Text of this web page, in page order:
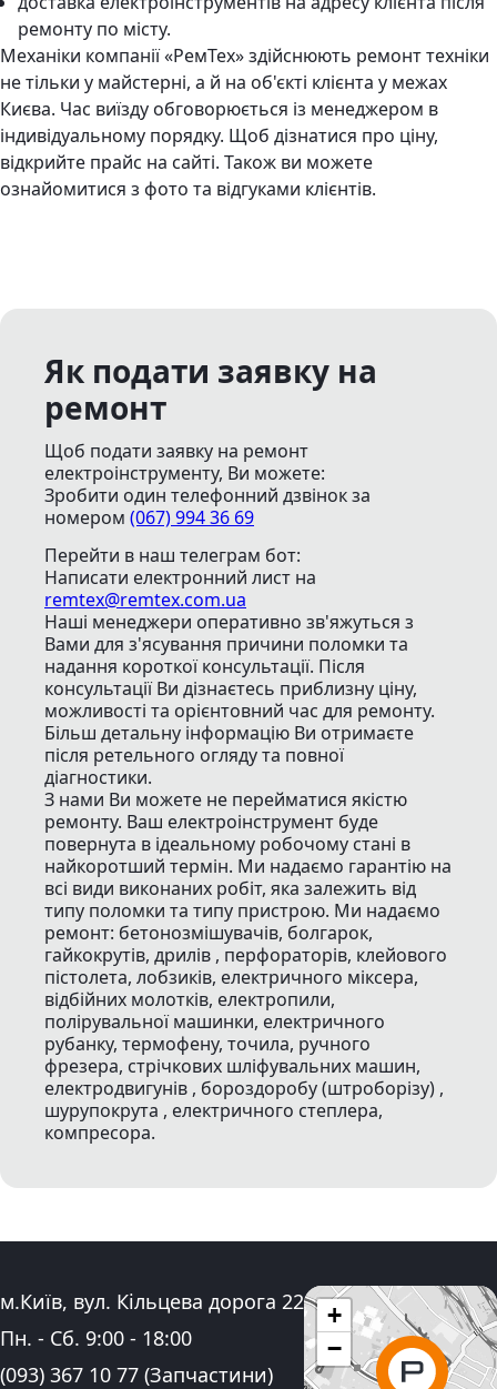
ремонту по місту.
Механіки компанії «РемТех» здійснюють ремонт техніки
не тільки у майстерні, а й на об'єкті клієнта у межах
Києва. Час виїзду обговорюється із менеджером в
індивідуальному порядку. Щоб дізнатися про ціну,
відкрийте прайс на сайті. Також ви можете
ознайомитися з фото та відгуками клієнтів.
Як подати заявку на
ремонт
Щоб подати заявку на ремонт
електроінструменту, Ви можете:
Зробити один телефонний дзвінокза
номером (067) 994 36 69
Перейти в наш телеграм бот:
Написати електронний лист на
remtex@remtex.com.ua
Наші менеджери оперативно зв'яжуться з
Вами для з'ясування причини поломки та
надання короткої консультації. Після
консультації Ви дізнаєтесь приблизну ціну,
можливості та орієнтовний час для ремонту.
Більш детальну інформацію Ви отримаєте
після ретельного огляду та повної
діагностики.
З нами Ви можете не перейматися якістю
ремонту. Ваш електроінструмент буде
повернута в ідеальному робочому стані в
найкоротший термін. Ми надаємо гарантію на
всі види виконаних робіт, яка залежить від
типу поломки та типу пристрою. Ми надаємо
ремонт: бетонозмішувачів, болгарок,
гайкокрутів, дрилів , перфораторів, клейового
пістолета, лобзиків, електричного міксера,
відбійних молотків, електропили,
полірувальної машинки, електричного
рубанку, термофену, точила, ручного
фрезера, стрічкових шліфувальних машин,
електродвигунів , бороздоробу (штроборізу) ,
шурупокрута , електричного степлера,
компресора.
Адреса:
м.Київ, вул. Кільцева дорога 22
Графік роботи:
Пн. - Сб. 9:00 - 18:00
Контактні номера телефону:
(093) 367 10 77 (Запчастини)
+
−